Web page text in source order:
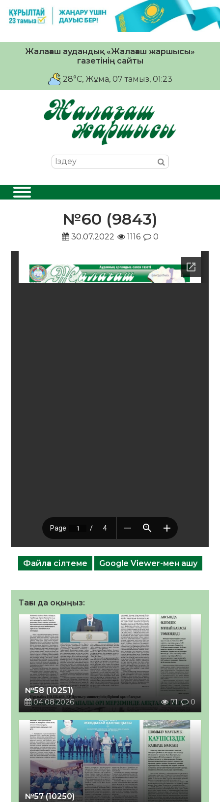
Жалағаш аудандық «Жалағаш жаршысы»
газетінің сайты
28°C, Жұма, 07 тамыз, 01:23
№60 (9843)
30.07.2022 1116 0
Файлға сілтеме Google Viewer-мен ашу
Тағы да оқыңыз:
№58 (10251)
04.08.2026
71 0
№57 (10250)